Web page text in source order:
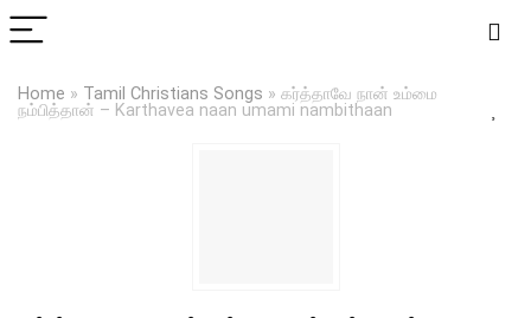
Home » Tamil Christians Songs » கர்த்தாவே நான் உம்மை
நம்பித்தான் – Karthavea naan umami nambithaan